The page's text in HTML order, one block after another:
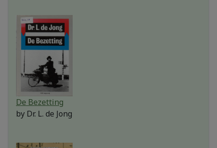
De Bezetting
by Dr. L. de Jong